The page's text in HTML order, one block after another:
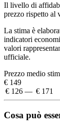
Il livello di
prezzo rispetto al
La stima è
indicatori
valori
ufficiale.
Prezzo medio
€ 149
€ 126 — € 171
Cosa può